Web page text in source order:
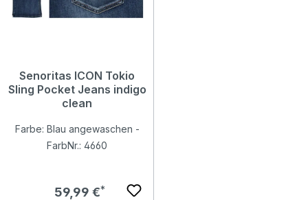
Senoritas ICON Tokio
Sling Pocket Jeans indigo
clean
Farbe: Blau angewaschen -
FarbNr.: 4660
Regulärer Preis:
59,99 €